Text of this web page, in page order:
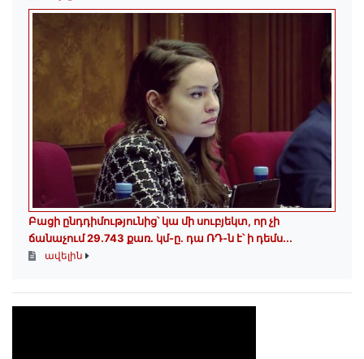
Բացի ընդդիմությունից՝ կա մի սուբյեկտ, որ չի
ճանաչում 29.743 քառ. կմ-ը. դա ՌԴ-ն է՝ ի դեմս...
ավելին